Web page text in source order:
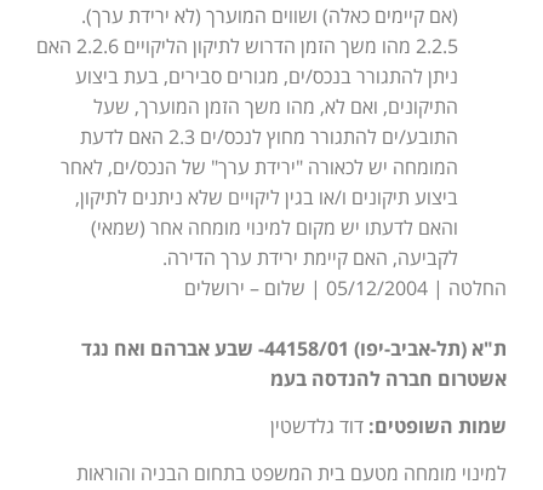
(אם קיימים כאלה) ושווים המוערך (לא ירידת ערך).
2.2.5 מהו משך הזמן הדרוש לתיקון הליקויים 2.2.6 האם
ניתן להתגורר בנכס/ים, מגורים סבירים, בעת ביצוע
התיקונים, ואם לא, מהו משך הזמן המוערך, שעל
התובע/ים להתגורר מחוץ לנכס/ים 2.3 האם לדעת
המומחה יש לכאורה "ירידת ערך" של הנכס/ים, לאחר
ביצוע תיקונים ו/או בגין ליקויים שלא ניתנים לתיקון,
והאם לדעתו יש מקום למינוי מומחה אחר (שמאי)
לקביעה, האם קיימת ירידת ערך הדירה.
החלטה | 05/12/2004 | שלום – ירושלים
ת"א (תל-אביב-יפו) 44158/01- שבע אברהם ואח נגד
אשטרום חברה להנדסה בעמ
שמות השופטים: דוד גלדשטין
למינוי מומחה מטעם בית המשפט בתחום הבניה והוראות